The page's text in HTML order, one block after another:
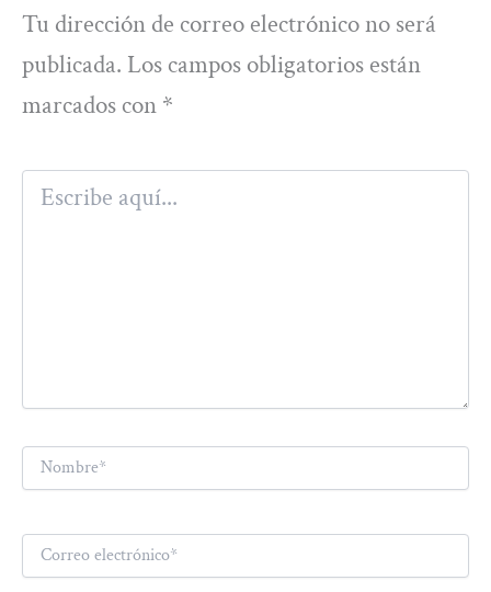
Tu dirección de correo electrónico no será
publicada. Los campos obligatorios están
marcados con *
Escribe
aquí...
Nombre*
Correo
electrónico*